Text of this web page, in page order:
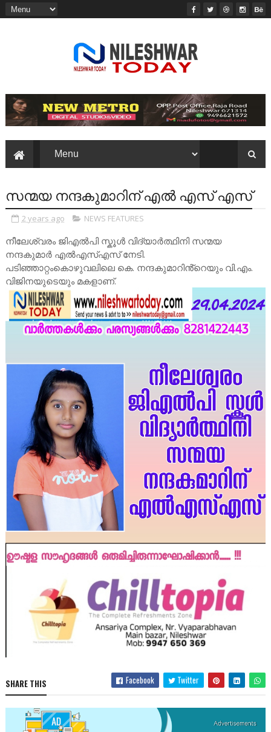
സന്മയ നന്ദകുമാറിന് എൽ എസ് എസ്
2 years ago NEWS FEATURES
നീലേശ്വരം ജിഎൽപി സ്കൂൾ വിദ്യാർത്ഥിനി സന്മയ
നന്ദകുമാർ എൽഎസ്എസ് നേടി.
പടിഞ്ഞാറ്റംകൊഴുവലിലെ കെ. നന്ദകുമാറിൻ്റെയും വി.എം.
വിജിനയുടെയും മകളാണ്.
SHARE THIS Facebook Twitter